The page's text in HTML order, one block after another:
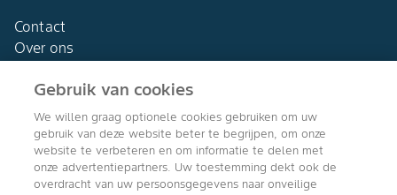
Contact
Over ons
Agro Bayer
Nederland
Gebruik van cookies
We willen graag optionele cookies gebruiken om uw
gebruik van deze website beter te begrijpen, om onze
website te verbeteren en om informatie te delen met
onze advertentiepartners. Uw toestemming dekt ook de
overdracht van uw persoonsgegevens naar onveilige